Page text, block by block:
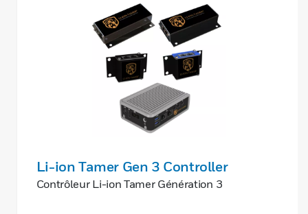
Li-ion Tamer Gen 3 Controller
Contrôleur Li-ion Tamer Génération 3